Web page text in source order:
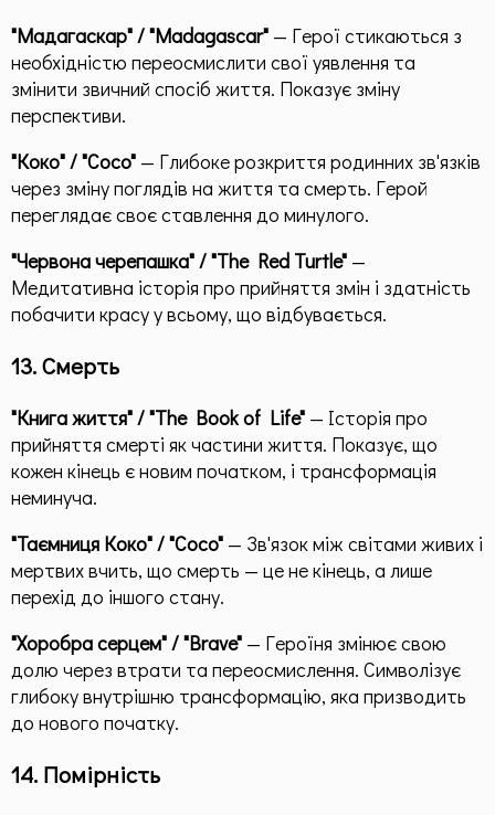
"Мадагаскар" / "Madagascar" — Герої стикаються з
необхідністю переосмислити свої уявлення та
змінити звичний спосіб життя. Показує зміну
перспективи.
"Коко" / "Coco" — Глибоке розкриття родинних зв'язків
через зміну поглядів на життя та смерть. Герой
переглядає своє ставлення до минулого.
"Червона черепашка" / "The Red Turtle" —
Медитативна історія про прийняття змін і здатність
побачити красу у всьому, що відбувається.
13. Смерть
"Книга життя" / "The Book of Life" — Історія про
прийняття смерті як частини життя. Показує, що
кожен кінець є новим початком, і трансформація
неминуча.
"Таємниця Коко" / "Coco" — Зв'язок між світами живих і
мертвих вчить, що смерть — це не кінець, а лише
перехід до іншого стану.
"Хоробра серцем" / "Brave" — Героїня змінює свою
долю через втрати та переосмислення. Символізує
глибоку внутрішню трансформацію, яка призводить
до нового початку.
14. Помірність